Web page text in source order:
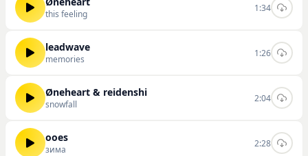
this feeling
1:34
leadwave
memories
1:26
Øneheart & reidenshi
snowfall
2:04
ooes
зима
2:28